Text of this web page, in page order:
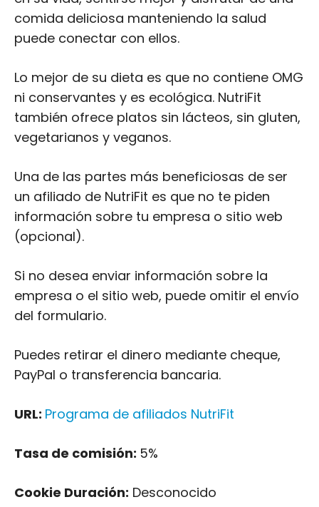
ni conservantes y es ecológica. NutriFit
también ofrece platos sin lácteos, sin gluten,
vegetarianos y veganos.
Una de las partes más beneficiosas de ser
un afiliado de NutriFit es que no te piden
información sobre tu empresa o sitio web
(opcional).
Si no desea enviar información sobre la
empresa o el sitio web, puede omitir el envío
del formulario.
Puedes retirar el dinero mediante cheque,
PayPal o transferencia bancaria.
Tasa de comisión: 5%
Cookie Duración: Desconocido
Otro artículo interesante :